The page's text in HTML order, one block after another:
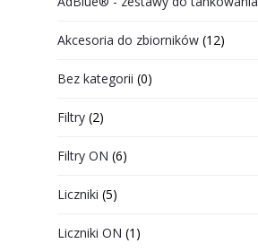
Akcesoria do zbiorników (12)
Bez kategorii (0)
Filtry (2)
Filtry ON (6)
Liczniki (5)
Liczniki ON (1)